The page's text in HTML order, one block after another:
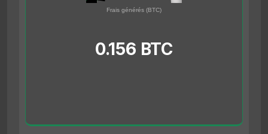
Frais générés (BTC)
0.156 BTC